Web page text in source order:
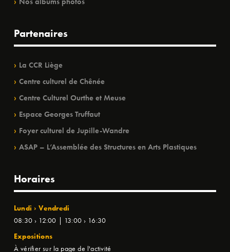
Partenaires
La CCR Liège
Centre culturel de Chênée
Centre Culturel Ourthe et Meuse
Espace Georges Truffaut
Foyer culturel de Jupille-Wandre
ASAP – L’Assemblée des Structures en Arts Plastiques
Horaires
Lundi › Vendredi
08:30 › 12:00 | 13:00 › 16:30
Expositions
À vérifier sur la page de l'activité